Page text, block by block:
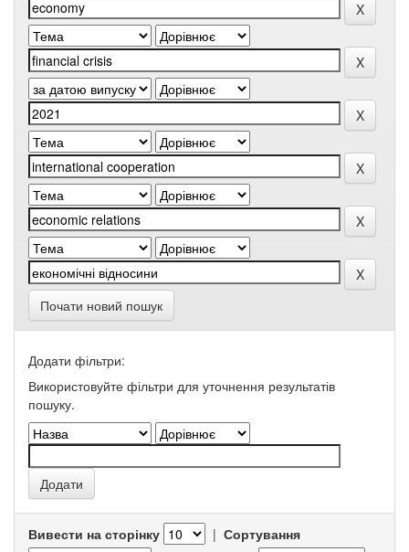
Почати новий пошук
Додати фільтри:
Використовуйте фільтри для уточнення результатів
пошуку.
Вивести на сторінку | Сортування